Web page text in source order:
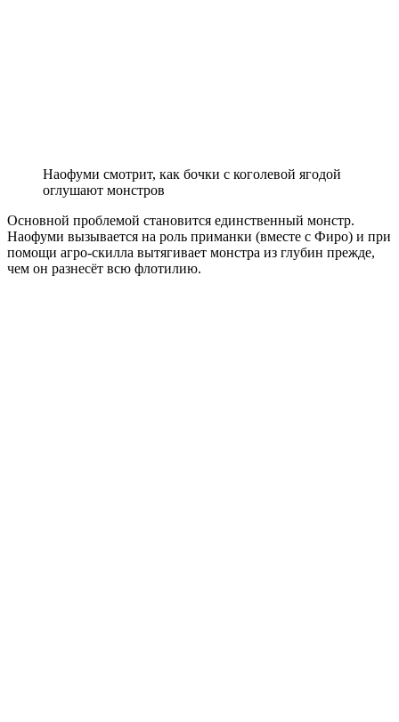
Наофуми смотрит, как бочки с коголевой ягодой
оглушают монстров
Основной проблемой становится единственный монстр.
Наофуми вызывается на роль приманки (вместе с Фиро) и при
помощи агро-скилла вытягивает монстра из глубин прежде,
чем он разнесёт всю флотилию.